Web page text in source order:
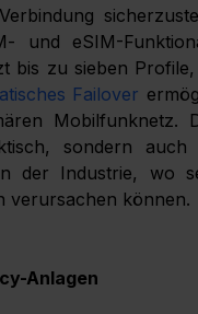
und eSIM-
bis zu sieben
Failover
Mobilfunknetz.
sondern auch
der Industrie, wo
verursachen können.
Anlagen